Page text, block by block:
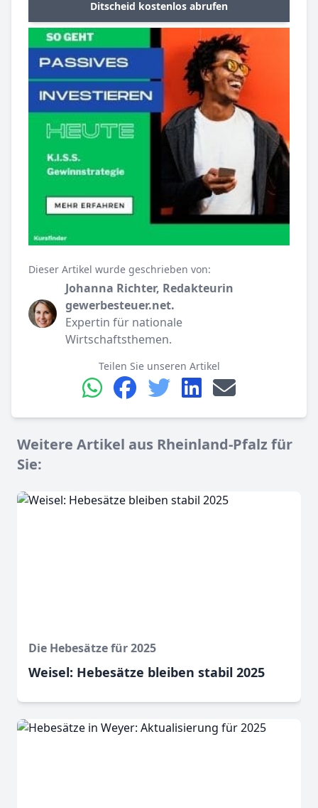
Ditscheid kostenlos abrufen
Dieser Artikel wurde geschrieben von:
Johanna Richter, Redakteurin
gewerbesteuer.net.
Expertin für nationale
Wirtschaftsthemen.
Teilen Sie unseren Artikel
Weitere Artikel aus Rheinland-Pfalz für
Sie:
Die Hebesätze für 2025
Weisel: Hebesätze bleiben stabil 2025